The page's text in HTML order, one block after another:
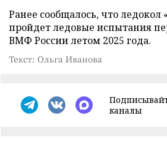
Ранее сообщалось, что
пройдет ледовые испытания
ВМФ России летом 2025 года.
Текст: Ольга Иванова
каналы